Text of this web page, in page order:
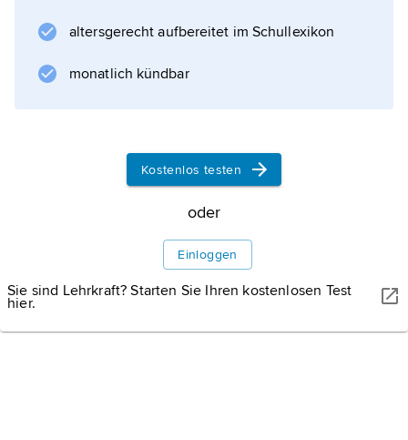
altersgerecht aufbereitet im Schullexikon
monatlich kündbar
Kostenlos testen
oder
Einloggen
Sie sind Lehrkraft? Starten Sie Ihren kostenlosen Test
hier.